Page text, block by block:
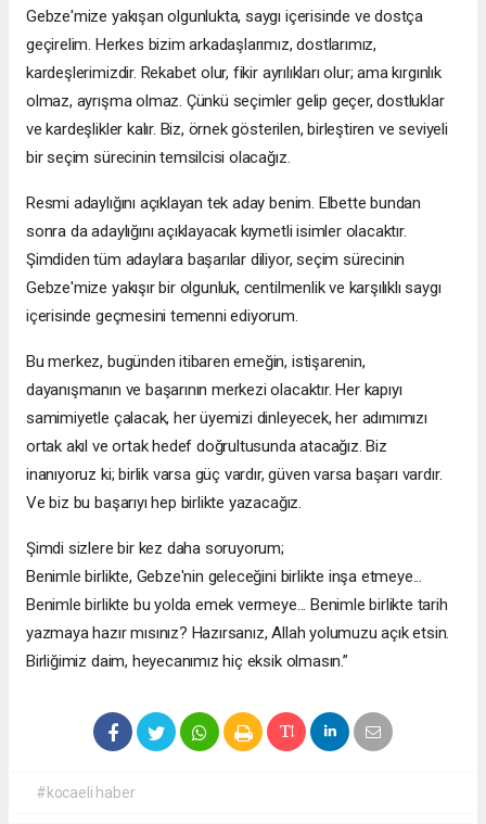
Gebze'mize yakışan olgunlukta, saygı içerisinde ve dostça
geçirelim. Herkes bizim arkadaşlarımız, dostlarımız,
kardeşlerimizdir. Rekabet olur, fikir ayrılıkları olur; ama kırgınlık
olmaz, ayrışma olmaz. Çünkü seçimler gelip geçer, dostluklar
ve kardeşlikler kalır. Biz, örnek gösterilen, birleştiren ve seviyeli
bir seçim sürecinin temsilcisi olacağız.
Resmi adaylığını açıklayan tek aday benim. Elbette bundan
sonra da adaylığını açıklayacak kıymetli isimler olacaktır.
Şimdiden tüm adaylara başarılar diliyor, seçim sürecinin
Gebze'mize yakışır bir olgunluk, centilmenlik ve karşılıklı saygı
içerisinde geçmesini temenni ediyorum.
Bu merkez, bugünden itibaren emeğin, istişarenin,
dayanışmanın ve başarının merkezi olacaktır. Her kapıyı
samimiyetle çalacak, her üyemizi dinleyecek, her adımımızı
ortak akıl ve ortak hedef doğrultusunda atacağız. Biz
inanıyoruz ki; birlik varsa güç vardır, güven varsa başarı vardır.
Ve biz bu başarıyı hep birlikte yazacağız.
Şimdi sizlere bir kez daha soruyorum;
Benimle birlikte, Gebze'nin geleceğini birlikte inşa etmeye...
Benimle birlikte bu yolda emek vermeye... Benimle birlikte tarih
yazmaya hazır mısınız? Hazırsanız, Allah yolumuzu açık etsin.
Birliğimiz daim, heyecanımız hiç eksik olmasın.”
#kocaeli haber